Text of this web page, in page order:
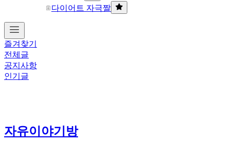
다이어트 자극짤
즐겨찾기
전체글
공지사항
인기글
자유이야기방